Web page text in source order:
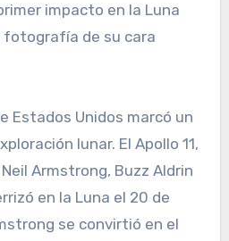
impacto en la Luna
fotografía de su cara
Estados Unidos marcó un
lunar. El Apollo 11,
Armstrong, Buzz Aldrin
en la Luna el 20 de
se convirtió en el